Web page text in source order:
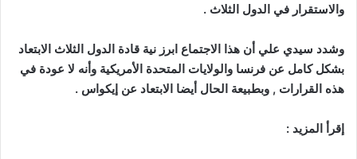
والاستقرار في الدول الثلاث .
وشدد سيدي علي أن هذا الاجتماع ابرز نية قادة الدول الثلاث الابتعاد
بشكل كامل عن فرنسا والولايات المتحدة الأمريكية وأنه لا عودة في
هذه القرارات , وبطبيعة الحال أيضا الابتعاد عن إيكواس .
إقرأ المزيد :